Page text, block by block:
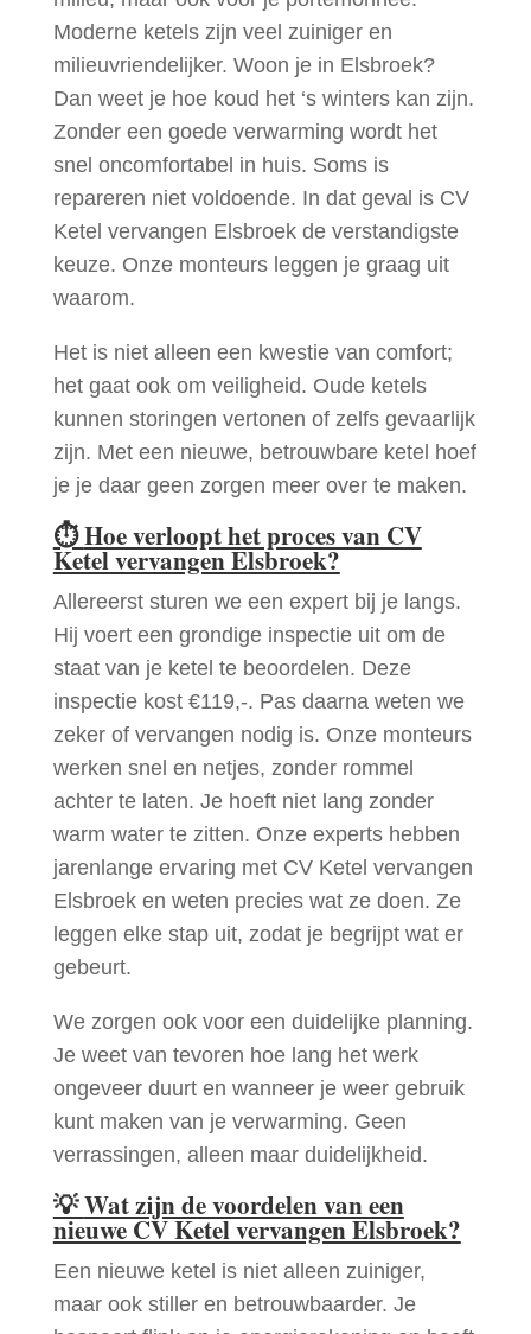
Moderne ketels zijn veel zuiniger en
milieuvriendelijker. Woon je in Elsbroek?
Dan weet je hoe koud het ‘s winters kan zijn.
Zonder een goede verwarming wordt het
snel oncomfortabel in huis. Soms is
repareren niet voldoende. In dat geval is CV
Ketel vervangen Elsbroek de verstandigste
keuze. Onze monteurs leggen je graag uit
waarom.
Het is niet alleen een kwestie van comfort;
het gaat ook om veiligheid. Oude ketels
kunnen storingen vertonen of zelfs gevaarlijk
zijn. Met een nieuwe, betrouwbare ketel hoef
je je daar geen zorgen meer over te maken.
⏱Hoe verloopt het proces van CV
Ketel vervangen Elsbroek?
Allereerst sturen we een expert bij je langs.
Hij voert een grondige inspectie uit om de
staat van je ketel te beoordelen. Deze
inspectie kost €119,-. Pas daarna weten we
zeker of vervangen nodig is. Onze monteurs
werken snel en netjes, zonder rommel
achter te laten. Je hoeft niet lang zonder
warm water te zitten. Onze experts hebben
jarenlange ervaring met CV Ketel vervangen
Elsbroek en weten precies wat ze doen. Ze
leggen elke stap uit, zodat je begrijpt wat er
gebeurt.
We zorgen ook voor een duidelijke planning.
Je weet van tevoren hoe lang het werk
ongeveer duurt en wanneer je weer gebruik
kunt maken van je verwarming. Geen
verrassingen, alleen maar duidelijkheid.
💡Wat zijn de voordelen van een
nieuwe CV Ketel vervangen Elsbroek?
Een nieuwe ketel is niet alleen zuiniger,
maar ook stiller en betrouwbaarder. Je